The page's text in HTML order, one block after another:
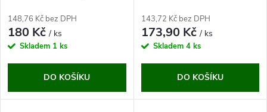
148,76 Kč bez DPH
180 Kč/ ks
Skladem 1 ks
DO KOŠÍKU
143,72 Kč bez DPH
173,90 Kč/ ks
Skladem 4 ks
DO KOŠÍKU